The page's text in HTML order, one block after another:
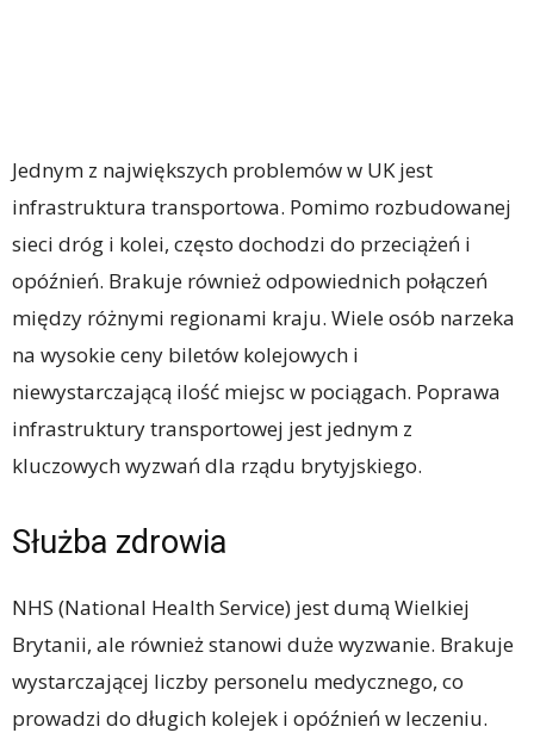
Jednym z największych problemów w UK jest
infrastruktura transportowa. Pomimo rozbudowanej
sieci dróg i kolei, często dochodzi do przeciążeń i
opóźnień. Brakuje również odpowiednich połączeń
między różnymi regionami kraju. Wiele osób narzeka
na wysokie ceny biletów kolejowych i
niewystarczającą ilość miejsc w pociągach. Poprawa
infrastruktury transportowej jest jednym z
kluczowych wyzwań dla rządu brytyjskiego.
Służba zdrowia
NHS (National Health Service) jest dumą Wielkiej
Brytanii, ale również stanowi duże wyzwanie. Brakuje
wystarczającej liczby personelu medycznego, co
prowadzi do długich kolejek i opóźnień w leczeniu.